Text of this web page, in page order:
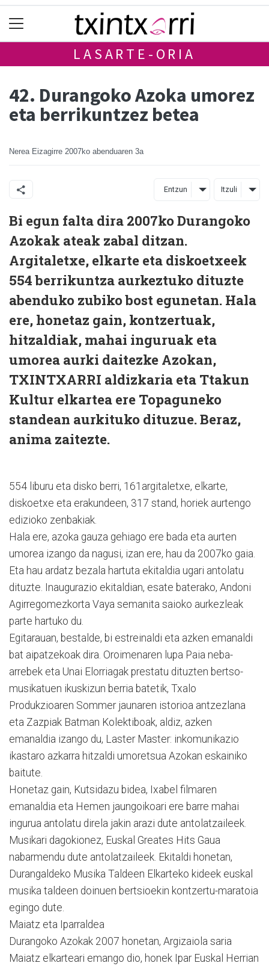
LASARTE-ORIA
42. Durangoko Azoka umorez
eta berrikuntzez betea
Nerea Eizagirre 2007ko abenduaren 3a
Entzun Itzuli
Bi egun falta dira 2007ko Durangoko
Azokak ateak zabal ditzan.
Argitaletxe, elkarte eta diskoetxeek
554 berrikuntza aurkeztuko dituzte
abenduko zubiko bost egunetan. Hala
ere, honetaz gain, kontzertuak,
hitzaldiak, mahai inguruak eta
umorea aurki daitezke Azokan,
TXINTXARRI aldizkaria eta Ttakun
Kultur elkartea ere Topaguneko
standean aurkituko dituzue. Beraz,
anima zaitezte.
554 liburu eta disko berri, 161argitaletxe, elkarte,
diskoetxe eta erakundeen, 317 stand, horiek aurtengo
edizioko zenbakiak.
Hala ere, azoka gauza gehiago ere bada eta aurten
umorea izango da nagusi, izan ere, hau da 2007ko gaia.
Eta hau ardatz bezala hartuta ekitaldia ugari antolatu
dituzte. Inaugurazio ekitaldian, esate baterako, Andoni
Agirregomezkorta Vaya semanita saioko aurkezleak
parte hartuko du.
Egitarauan, bestalde, bi estreinaldi eta azken emanaldi
bat aipatzekoak dira. Oroimenaren lupa Paia neba-
arrebek eta Unai Elorriagak prestatu dituzten bertso-
musikatuen ikuskizun berria batetik, Txalo
Produkzioaren Sommer jaunaren istorioa antzezlana
eta Zazpiak Batman Kolektiboak, aldiz, azken
emanaldia izango du, Laster Master: inkomunikazio
ikastaro azkarra hitzaldi umoretsua Azokan eskainiko
baitute.
Honetaz gain, Kutsidazu bidea, Ixabel filmaren
emanaldia eta Hemen jaungoikoari ere barre mahai
ingurua antolatu direla jakin arazi dute antolatzaileek.
Musikari dagokionez, Euskal Greates Hits Gaua
nabarmendu dute antolatzaileek. Ekitaldi honetan,
Durangaldeko Musika Taldeen Elkarteko kideek euskal
musika taldeen doinuen bertsioekin kontzertu-maratoia
egingo dute.
Maiatz eta Iparraldea
Durangoko Azokak 2007 honetan, Argizaiola saria
Maiatz elkarteari emango dio, honek Ipar Euskal Herrian